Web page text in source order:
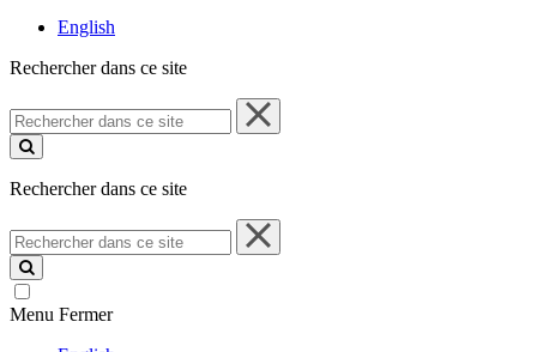
English
Rechercher dans ce site
Rechercher
dans
ce
Rechercher dans ce site
Rechercher
dans
ce
site
Menu Fermer